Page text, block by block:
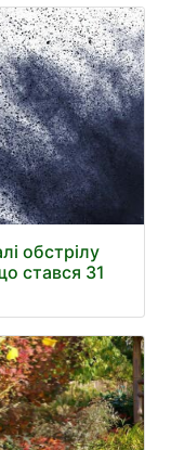
обстрілу
стався 31